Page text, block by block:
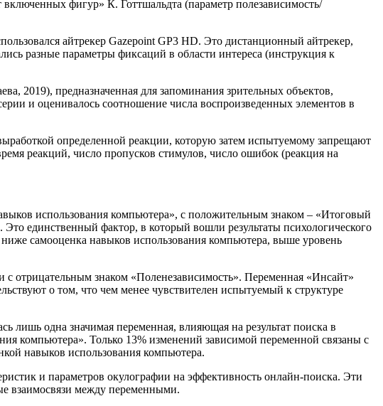
фигур» К. Готтшальдта (параметр полезависимость/
айтрекер Gazepoint GP3 HD. Это дистанционный айтрекер,
разные параметры фиксаций в области интереса (инструкция к
2019), предназначенная для запоминания зрительных объектов,
и оценивалось соотношение числа воспроизведенных элементов в
определенной реакции, которую затем испытуемому запрещают
реакций, число пропусков стимулов, число ошибок (реакция на
использования компьютера», с положительным знаком – «Итоговый
Это единственный фактор, в который вошли результаты психологического
самооценка навыков использования компьютера, выше уровень
знаком «Поленезависимость». Переменная «Инсайт»
о том, что чем менее чувствителен испытуемый к структуре
лишь одна значимая переменная, влияющая на результат поиска в
компьютера». Только 13% изменений зависимой переменной связаны с
навыков использования компьютера.
и параметров окулографии на эффективность онлайн-поиска. Эти
взаимосвязи между переменными.